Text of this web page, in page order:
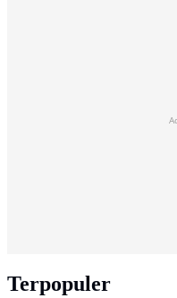
Terpopuler